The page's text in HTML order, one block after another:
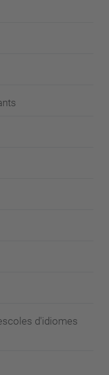
d'idiomes